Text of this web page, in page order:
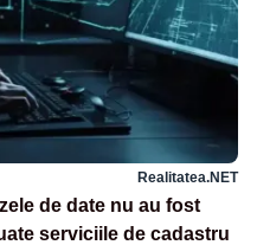
Realitatea.NET
de date nu au fost
serviciile de cadastru